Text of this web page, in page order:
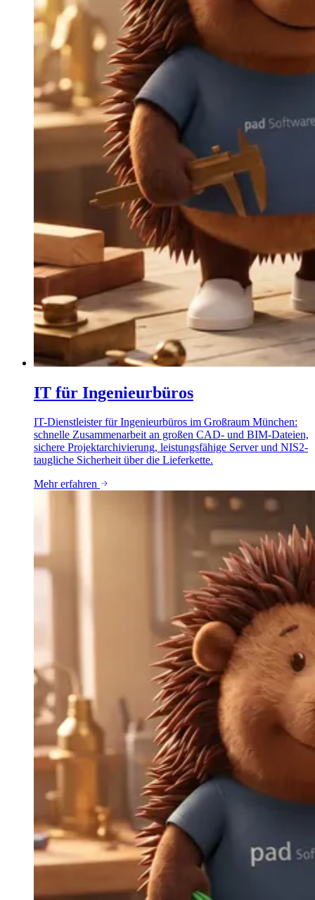
IT für Ingenieurbüros
IT-Dienstleister für Ingenieurbüros im Großraum München:
schnelle Zusammenarbeit an großen CAD- und BIM-Dateien,
sichere Projektarchivierung, leistungsfähige Server und NIS2-
taugliche Sicherheit über die Lieferkette.
Mehr erfahren